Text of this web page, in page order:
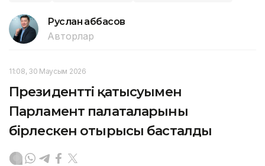
Руслан Ғаббасов
Авторлар
11:08, 30 Маусым 2026
Президенттің қатысуымен
Парламент палаталарының
бірлескен отырысы басталды